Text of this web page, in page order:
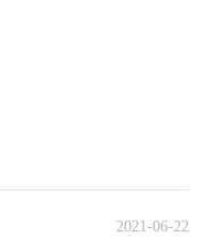
2021-06-22